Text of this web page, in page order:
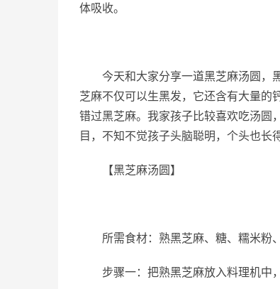
体吸收。
今天和大家分享一道黑芝麻汤圆，
芝麻不仅可以生黑发，它还含有大量的
错过黑芝麻。我家孩子比较喜欢吃汤圆
目，不知不觉孩子头脑聪明，个头也长
【黑芝麻汤圆】
所需食材：熟黑芝麻、糖、糯米粉
步骤一：把熟黑芝麻放入料理机中